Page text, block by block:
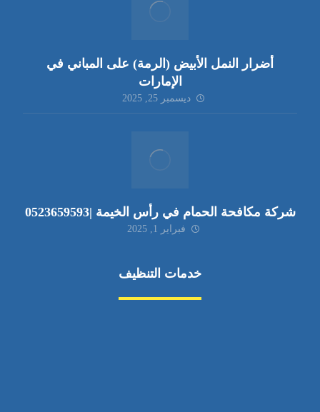
أضرار النمل الأبيض (الرمة) على المباني في
الإمارات
ديسمبر 25, 2025
شركة مكافحة الحمام في رأس الخيمة |0523659593
فبراير 1, 2025
خدمات التنظيف